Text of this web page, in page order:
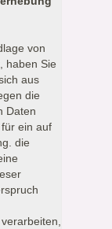
von
haben Sie
aus
die
Daten
ein auf
die